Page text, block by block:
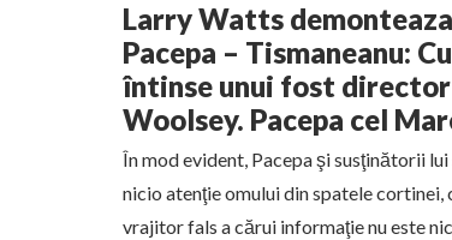
Larry Watts
Pacepa – Tismaneanu:
întinse unui fost director
Woolsey. Pacepa cel
În mod evident, Pacepa şi susţinătorii
nicio atenţie omului din spatele
vrajitor fals a cărui informaţie nu este